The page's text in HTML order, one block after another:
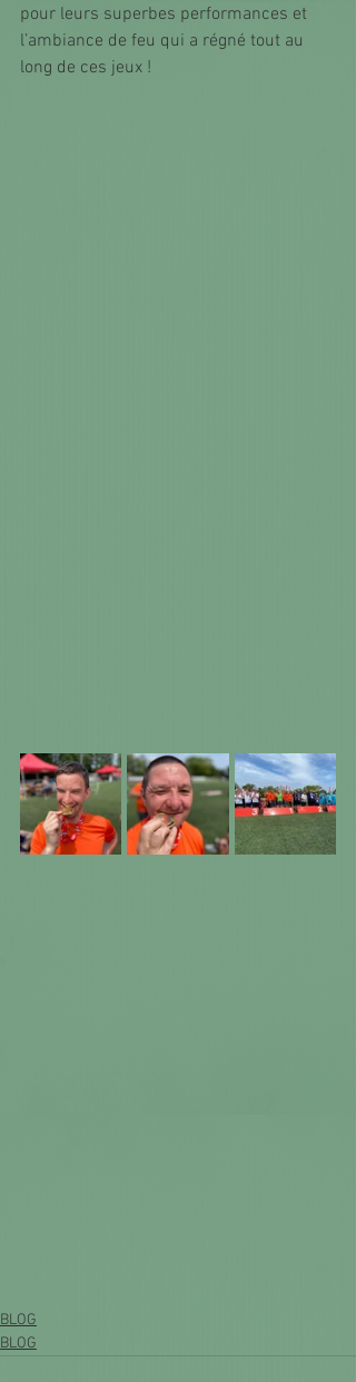
pour leurs superbes performances et
l’ambiance de feu qui a régné tout au
long de ces jeux !
BLOG
BLOG